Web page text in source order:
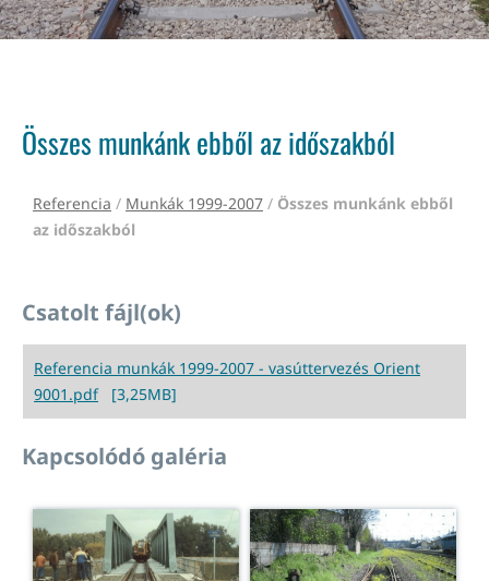
Összes munkánk ebből az időszakból
Referencia / Munkák 1999-2007 / Összes munkánk ebből
az időszakból
Csatolt fájl(ok)
Referencia munkák 1999-2007 - vasúttervezés Orient
9001.pdf
[3,25MB]
Kapcsolódó galéria